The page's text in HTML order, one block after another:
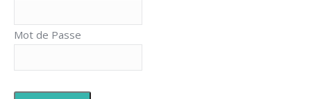
Mot de Passe